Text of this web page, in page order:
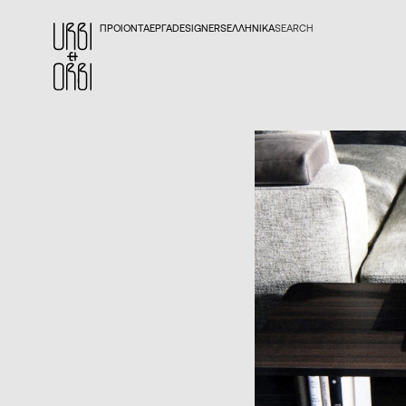
ΠΡΟΙΟΝΤΑΕΡΓΑDESIGNERS SEARCH
ΕΛΛΗΝΙΚΆ